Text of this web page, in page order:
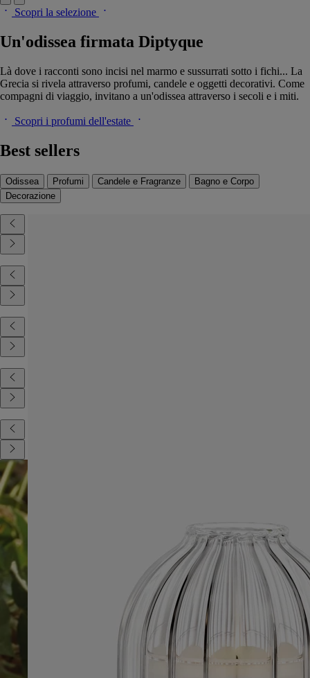
Scopri la selezione
Un'odissea firmata Diptyque
Là dove i racconti sono incisi nel marmo e sussurrati sotto i fichi... La
Grecia si rivela attraverso profumi, candele e oggetti decorativi. Come
compagni di viaggio, invitano a un'odissea attraverso i secoli e i miti.
Scopri i profumi dell'estate
Best sellers
Odissea Profumi Candele e Fragranze
Bagno e Corpo
Decorazione